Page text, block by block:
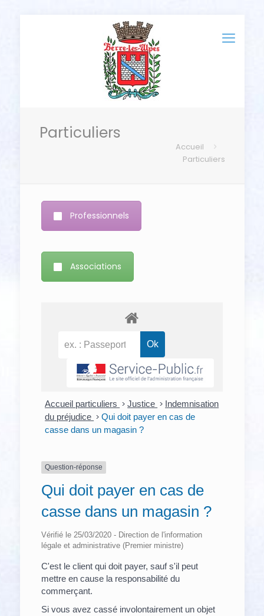
Particuliers
Accueil
Particuliers
Professionnels
Associations
Accueil particuliers > Justice > Indemnisation
du préjudice > Qui doit payer en cas de
casse dans un magasin ?
Question-réponse
Qui doit payer en cas de
casse dans un magasin ?
Vérifié le 25/03/2020 - Direction de l'information
légale et administrative (Premier ministre)
C'est le client qui doit payer, sauf s'il peut
mettre en cause la responsabilité du
commerçant.
Si vous avez cassé involontairement un objet